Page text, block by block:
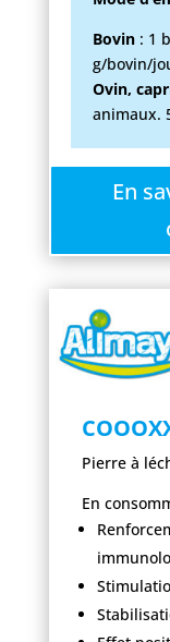
Bovin: 1
g/bovin/
Ovin,
animaux.
En
Pierre à
En